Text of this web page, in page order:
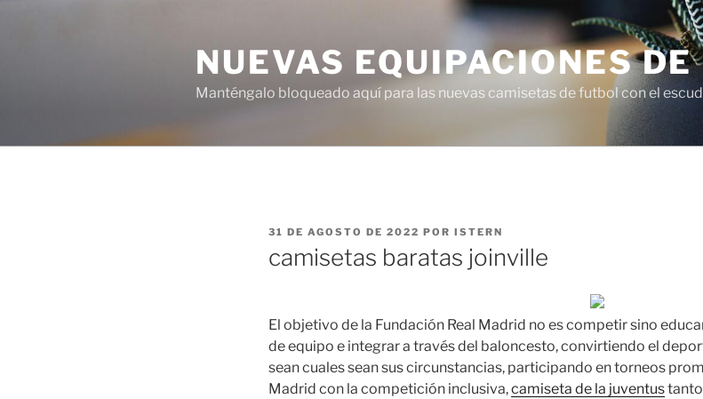
NUEVAS EQUIPACIONES
Manténgalo bloqueado aquí para las nuevas camisetas de futbol con el
PUBLICADO
31 DE AGOSTO DE 2022 POR ISTERN
camisetas baratas joinville
El objetivo de la Fundación Real Madrid no es competir sino
de equipo e integrar a través del baloncesto, convirtiendo el
sean cuales sean sus circunstancias, participando en torneos
Madrid con la competición inclusiva,camiseta de la juventus